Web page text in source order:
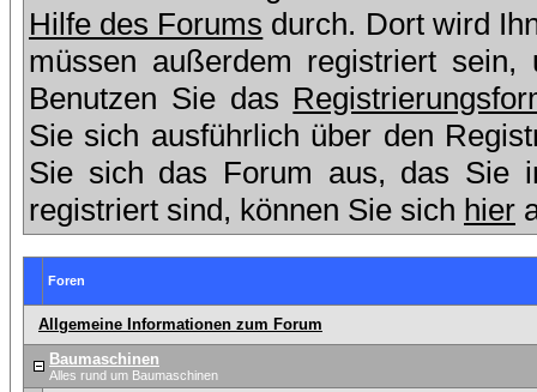
Hilfe des Forums durch. Dort wird
müssen außerdem registriert
Benutzen Sie das
Sie sich ausführlich über den
Sie sich das Forum aus, das Sie
registriert sind, können Sie sich hier
Foren
Allgemeine Informationen zum Forum
Baumaschinen
Alles rund um Baumaschinen